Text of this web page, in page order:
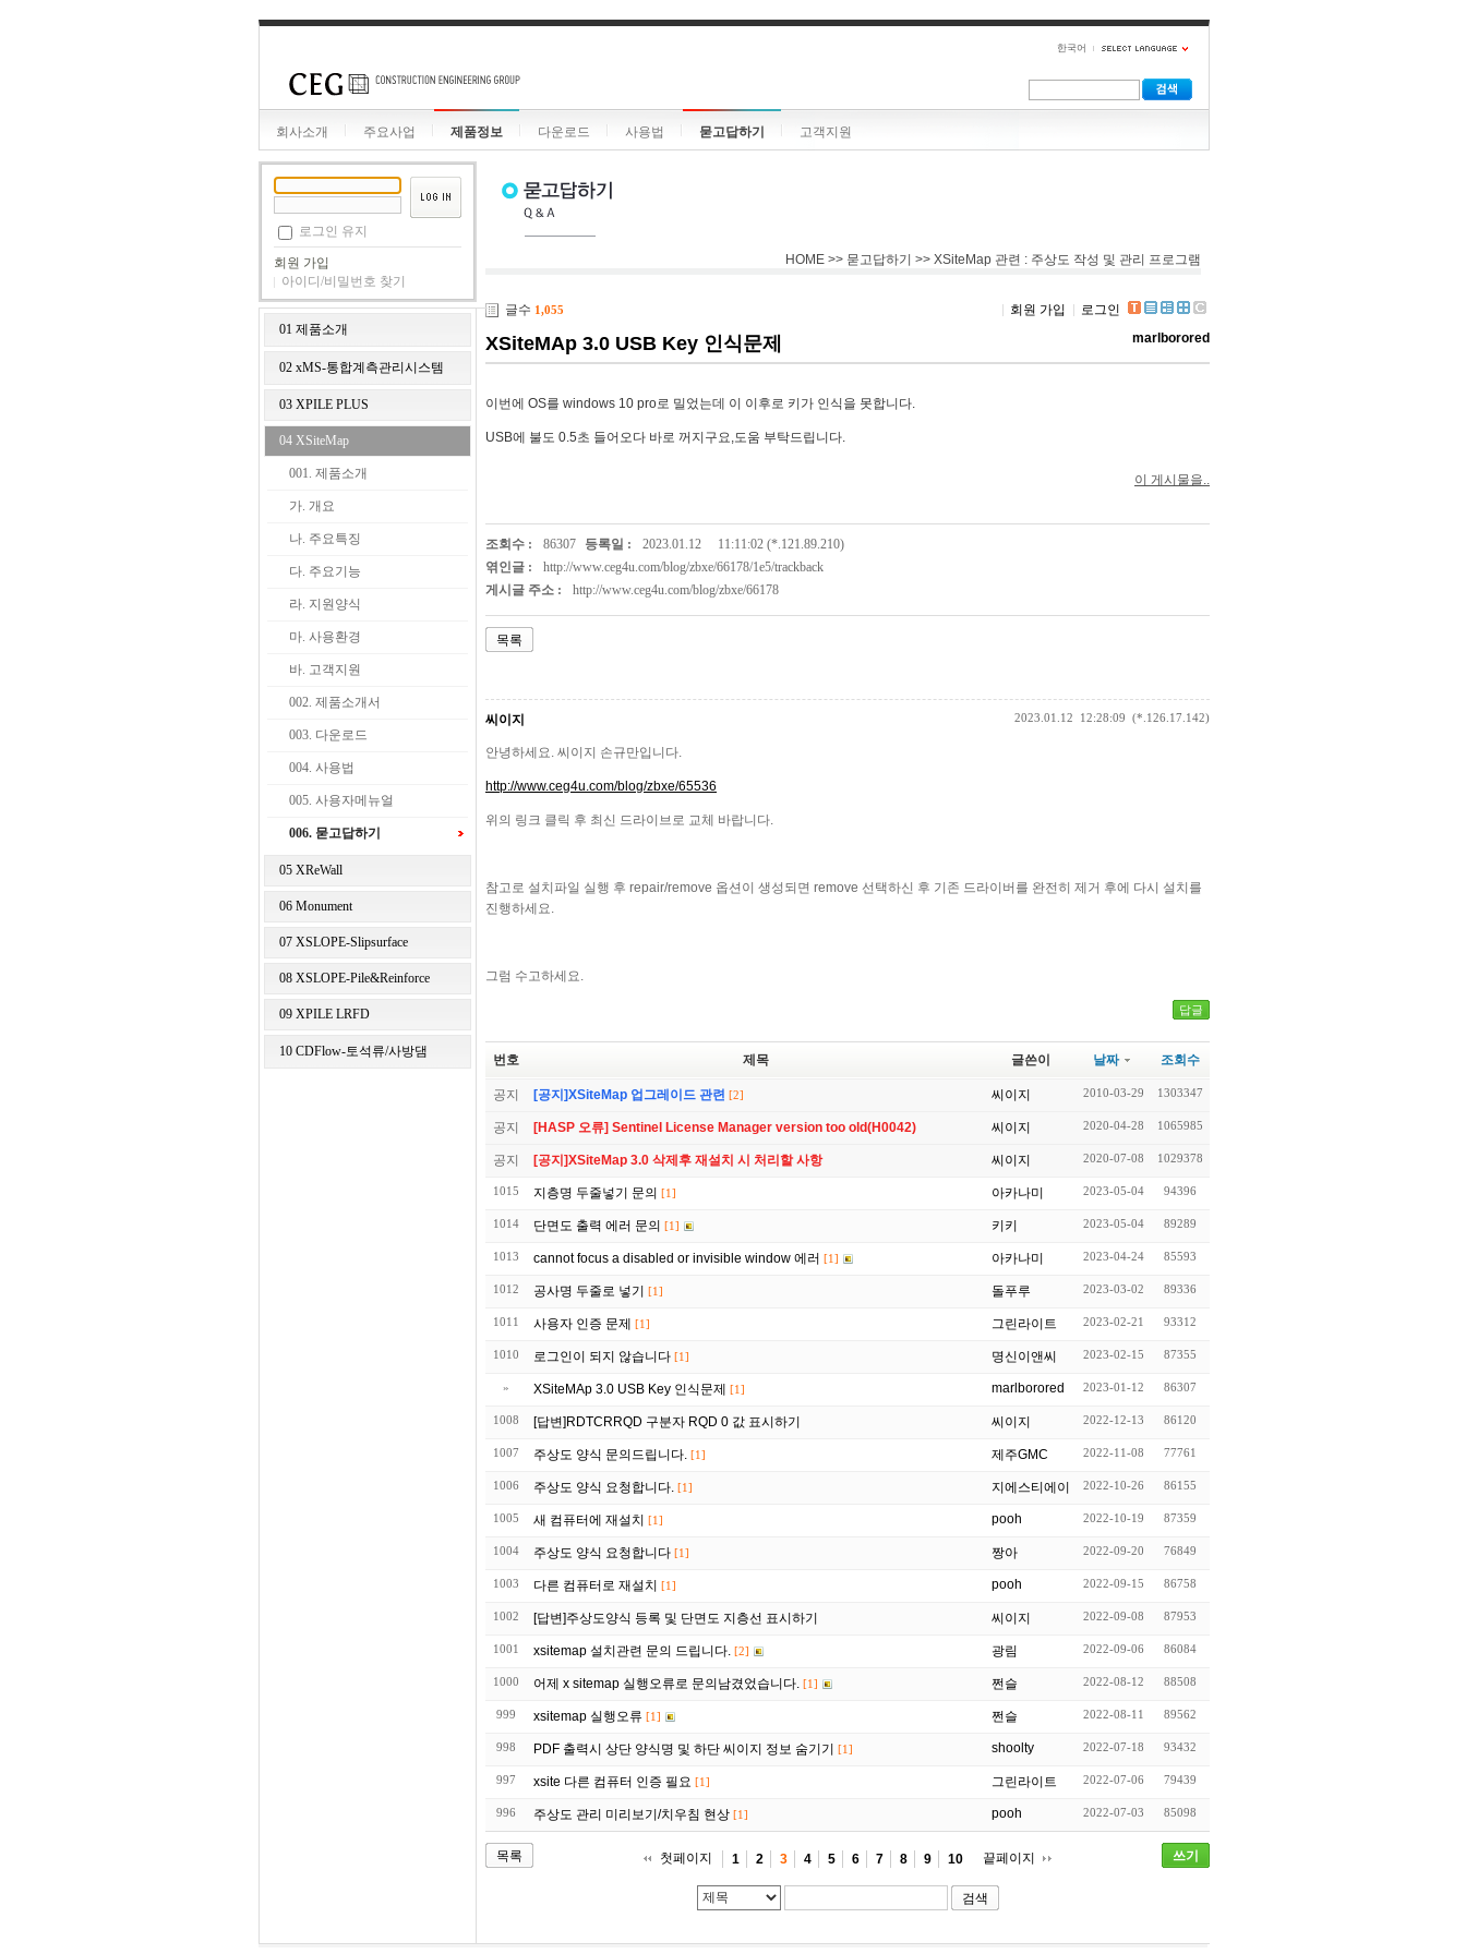
한국어
회사소개 주요사업 제품정보 다운로드 사용법 묻고답하기 고객지원
로그인 유지
회원 가입
아이디/비밀번호 찾기
01 제품소개
02 xMS-통합계측관리시스템
03 XPILE PLUS
04 XSiteMap
001. 제품소개
가. 개요
나. 주요특징
다. 주요기능
라. 지원양식
마. 사용환경
바. 고객지원
002. 제품소개서
003. 다운로드
004. 사용법
005. 사용자메뉴얼
006. 묻고답하기
05 XReWall
06 Monument
07 XSLOPE-Slipsurface
08 XSLOPE-Pile&Reinforce
09 XPILE LRFD
10 CDFlow-토석류/사방댐
HOME >> 묻고답하기 >> XSiteMap 관련 : 주상도 작성 및 관리 프로그램
글수 1,055 회원 가입 로그인
XSiteMAp 3.0 USB Key 인식문제 marlborored
이번에 OS를 windows 10 pro로 밀었는데 이 이후로 키가 인식을 못합니다.
USB에 불도 0.5초 들어오다 바로 꺼지구요,도움 부탁드립니다.
이 게시물을..
조회수 : 86307 등록일 : 2023.01.12
11:11:02 (*.121.89.210)
엮인글 :
http://www.ceg4u.com/blog/zbxe/66178/1e5/trackback
게시글 주소 :
http://www.ceg4u.com/blog/zbxe/66178
목록
씨이지 2023.01.12 12:28:09 (*.126.17.142)
안녕하세요. 씨이지 손규만입니다.
http://www.ceg4u.com/blog/zbxe/65536
위의 링크 클릭 후 최신 드라이브로 교체 바랍니다.
참고로 설치파일 실행 후 repair/remove 옵션이 생성되면 remove 선택하신 후 기존 드라이버를 완전히 제거 후에 다시 설치를
진행하세요.
그럼 수고하세요.
답글
번호 제목 글쓴이 날짜 조회수
공지 [공지]XSiteMap 업그레이드 관련 [2] 씨이지 2010-03-29 1303347
공지 [HASP 오류] Sentinel License Manager version too old(H0042) 씨이지 2020-04-28 1065985
공지 [공지]XSiteMap 3.0 삭제후 재설치 시 처리할 사항 씨이지 2020-07-08 1029378
1015 지층명 두줄넣기 문의 [1] 아카나미 2023-05-04 94396
1014 단면도 출력 에러 문의 [1] 키키 2023-05-04 89289
1013 cannot focus a disabled or invisible window 에러 [1] 아카나미 2023-04-24 85593
1012 공사명 두줄로 넣기 [1] 돌푸루 2023-03-02 89336
1011 사용자 인증 문제 [1] 그린라이트 2023-02-21 93312
1010 로그인이 되지 않습니다 [1] 명신이앤씨 2023-02-15 87355
» XSiteMAp 3.0 USB Key 인식문제 [1] marlborored 2023-01-12 86307
1008 [답변]RDTCRRQD 구분자 RQD 0 값 표시하기 씨이지 2022-12-13 86120
1007 주상도 양식 문의드립니다. [1] 제주GMC 2022-11-08 77761
1006 주상도 양식 요청합니다. [1] 지에스티에이 2022-10-26 86155
1005 새 컴퓨터에 재설치 [1] pooh 2022-10-19 87359
1004 주상도 양식 요청합니다 [1] 짱아 2022-09-20 76849
1003 다른 컴퓨터로 재설치 [1] pooh 2022-09-15 86758
1002 [답변]주상도양식 등록 및 단면도 지층선 표시하기 씨이지 2022-09-08 87953
1001 xsitemap 설치관련 문의 드립니다. [2] 광림 2022-09-06 86084
1000 어제 x sitemap 실행오류로 문의남겼었습니다. [1] 쩐슬 2022-08-12 88508
999 xsitemap 실행오류 [1] 쩐슬 2022-08-11 89562
998 PDF 출력시 상단 양식명 및 하단 씨이지 정보 숨기기 [1] shoolty 2022-07-18 93432
997 xsite 다른 컴퓨터 인증 필요 [1] 그린라이트 2022-07-06 79439
996 주상도 관리 미리보기/치우침 현상 [1] pooh 2022-07-03 85098
목록 쓰기
첫페이지 1 2 3 4 5 6 7 8 9 10 끝페이지
검색